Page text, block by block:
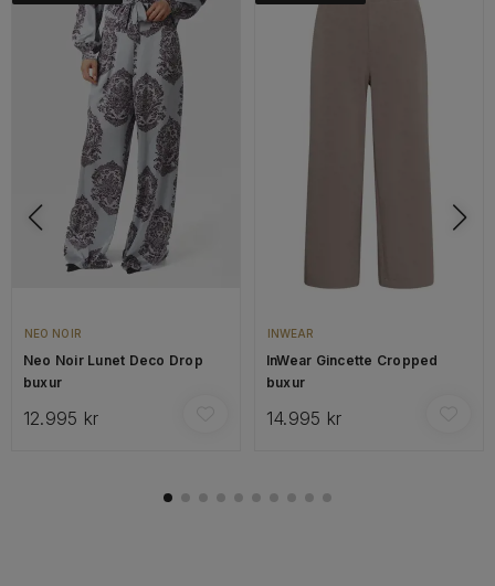
NEO NOIR
Neo Noir Lunet Deco Drop
buxur
12.995 kr
INWEAR
InWear Gincette Cropped
buxur
14.995 kr